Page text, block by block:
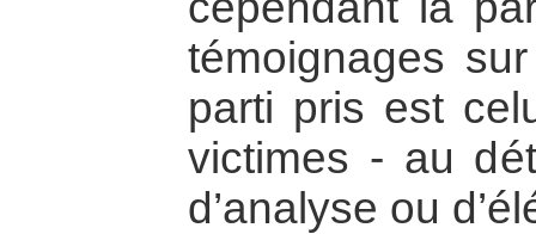
témoignages
parti pris est
victimes - au
d’analyse ou